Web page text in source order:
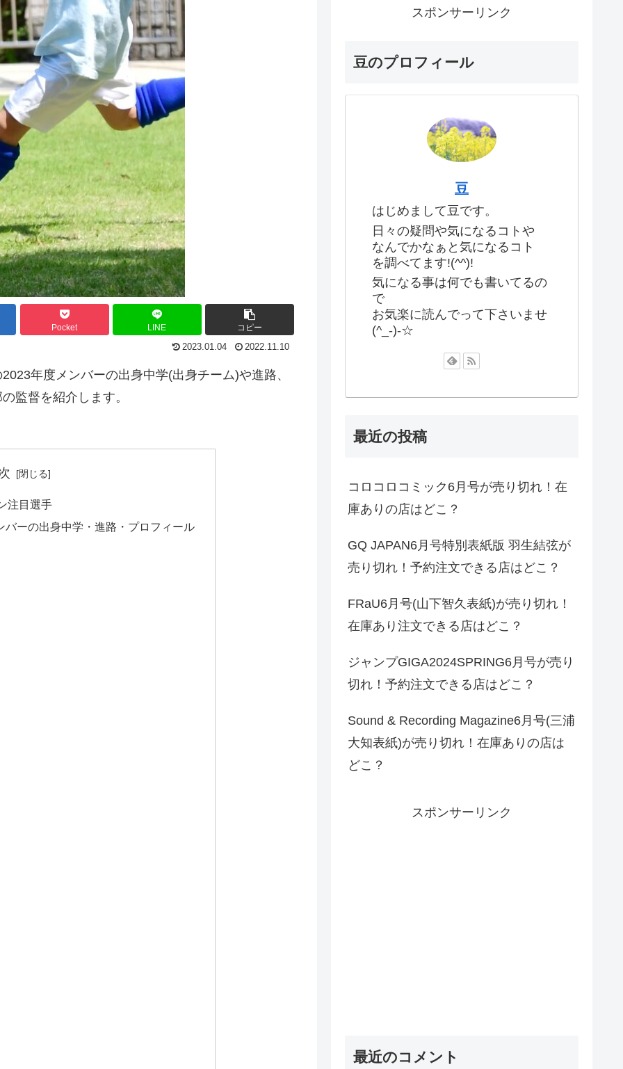
Pocket LINE コピー
2023.01.04 2022.11.10
年度メンバーの出身中学(出身チーム)や進路、
監督を紹介します。
注目選手
ーの出身中学・進路・プロフィール
スポンサーリンク
豆のプロフィール
豆
はじめまして豆です。
日々の疑問や気になるコトや
なんでかなぁと気になるコト
を調べてます!(^^)!
気になる事は何でも書いてるの
で
お気楽に読んでって下さいませ
(^_-)-☆
最近の投稿
コロコロコミック6月号が売り切れ！在
庫ありの店はどこ？
GQ JAPAN6月号特別表紙版 羽生結弦が
売り切れ！予約注文できる店はどこ？
FRaU6月号(山下智久表紙)が売り切れ！
在庫あり注文できる店はどこ？
ジャンプGIGA2024SPRING6月号が売り
切れ！予約注文できる店はどこ？
Sound & Recording Magazine6月号(三浦
大知表紙)が売り切れ！在庫ありの店は
どこ？
スポンサーリンク
最近のコメント